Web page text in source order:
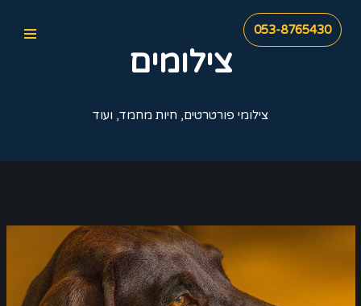
Skip
053-8765430
צילומים
צילומי פורטרטים, חיות מחמד, ועוד